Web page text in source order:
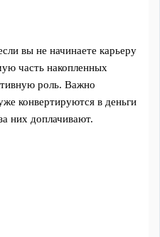
вы не начинаете карьеру
часть накопленных
роль. Важно
конвертируются в деньги
них доплачивают.